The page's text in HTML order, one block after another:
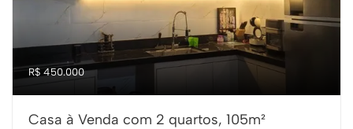
R$ 450.000
Casa à Venda com 2 quartos, 105m²